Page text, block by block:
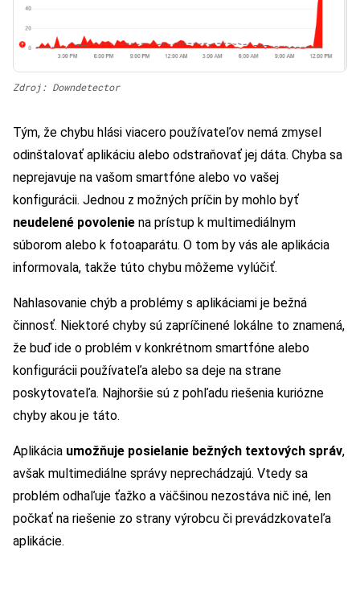
Zdroj: Downdetector
Tým, že chybu hlási viacero používateľov nemá zmysel
odinštalovať aplikáciu alebo odstraňovať jej dáta. Chyba sa
neprejavuje na vašom smartfóne alebo vo vašej
konfigurácii. Jednou z možných príčin by mohlo byť
neudelené povolenie na prístup k multimediálnym
súborom alebo k fotoaparátu. O tom by vás ale aplikácia
informovala, takže túto chybu môžeme vylúčiť.
Nahlasovanie chýb a problémy s aplikáciami je bežná
činnosť. Niektoré chyby sú zapríčinené lokálne to znamená,
že buď ide o problém v konkrétnom smartfóne alebo
konfigurácii používateľa alebo sa deje na strane
poskytovateľa. Najhoršie sú z pohľadu riešenia kuriózne
chyby akou je táto.
Aplikácia umožňuje posielanie bežných textových správ,
avšak multimediálne správy neprechádzajú. Vtedy sa
problém odhaľuje ťažko a väčšinou nezostáva nič iné, len
počkať na riešenie zo strany výrobcu či prevádzkovateľa
aplikácie.